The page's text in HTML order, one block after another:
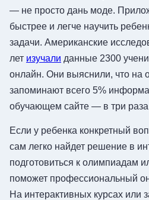
— не просто дань моде.
быстрее и легче научить
задачи. Американские
лет изучали данные 2300
онлайн. Они выяснили, что на
запоминают всего 5%
обучающем сайте — в три
Если у ребенка конкретный
сам легко найдет решение в
подготовиться к олимпиадам
поможет профессиональный
На интерактивных курсах или